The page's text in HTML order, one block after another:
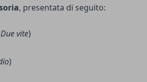
, presentata di seguito:
Due vite)
)